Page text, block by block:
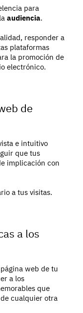
para
audiencia.
responder a
plataformas
la promoción de
electrónico.
de
e intuitivo
que tus
implicación con
a tus visitas.
a los
web de tu
a los
que
cualquier otra